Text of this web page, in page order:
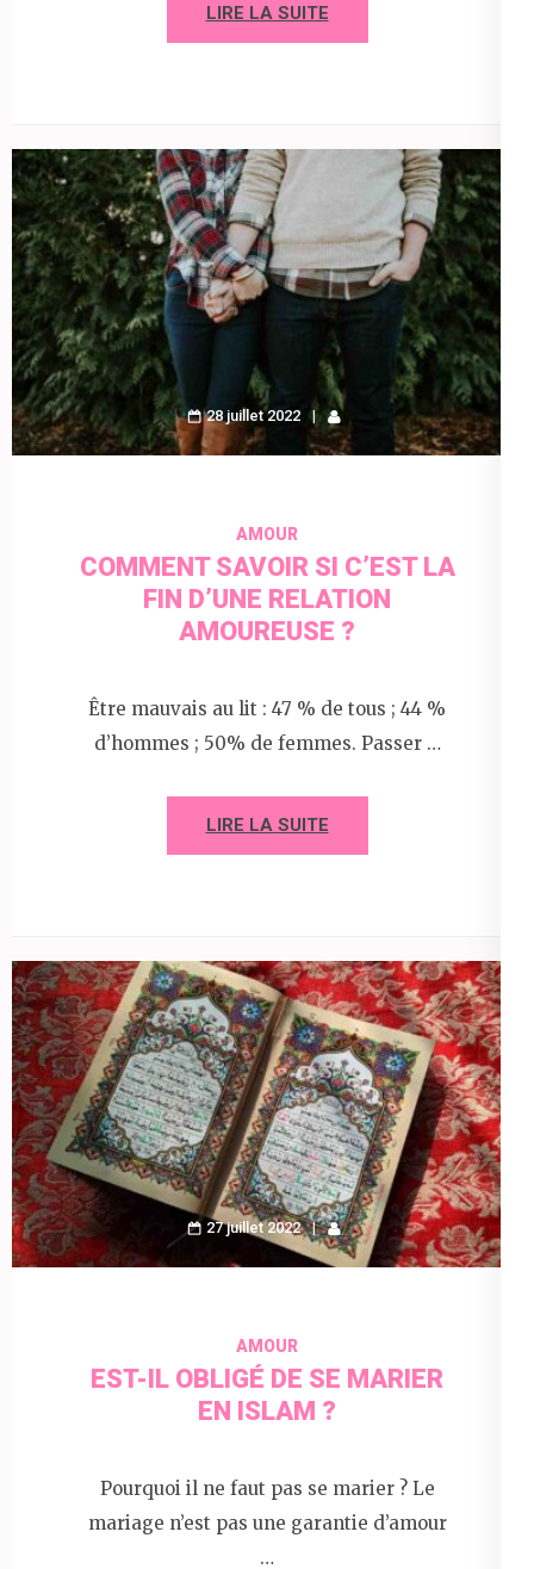
LIRE LA SUITE
28 juillet 2022
AMOUR
COMMENT SAVOIR SI C’EST LA
FIN D’UNE RELATION
AMOUREUSE ?
Être mauvais au lit : 47 % de tous ; 44 %
d’hommes ; 50% de femmes. Passer …
LIRE LA SUITE
27 juillet 2022
AMOUR
EST-IL OBLIGÉ DE SE MARIER
EN ISLAM ?
Pourquoi il ne faut pas se marier ? Le
mariage n’est pas une garantie d’amour
…